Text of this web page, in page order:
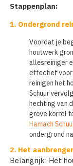
Stappenplan:
1. Ondergrond
Voordat je
houtwerk
allesreiniger
effectief voor
reinigen het
Schuur
hechting van
grove korrel
Hamach
ondergrond
2. Het
Belangrijk: Het